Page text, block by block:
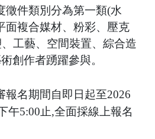
徵件類別分為第一類(水
面複合媒材、粉彩、壓克
工藝、空間裝置、綜合造
創作者踴躍參與。
報名期間自即日起至2026
午5:00止,全面採線上報名